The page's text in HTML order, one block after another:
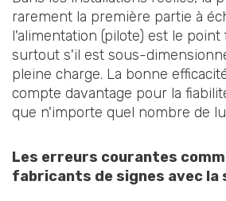
rarement la première partie à
l'alimentation (pilote) est le point
surtout s'il est sous-
pleine charge. La bonne
compte davantage pour la
que n'importe quel nombre de
Les erreurs courantes
fabricants de signes avec la